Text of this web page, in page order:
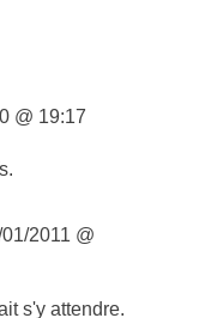
@ 19:17
2011 @
s'y attendre.